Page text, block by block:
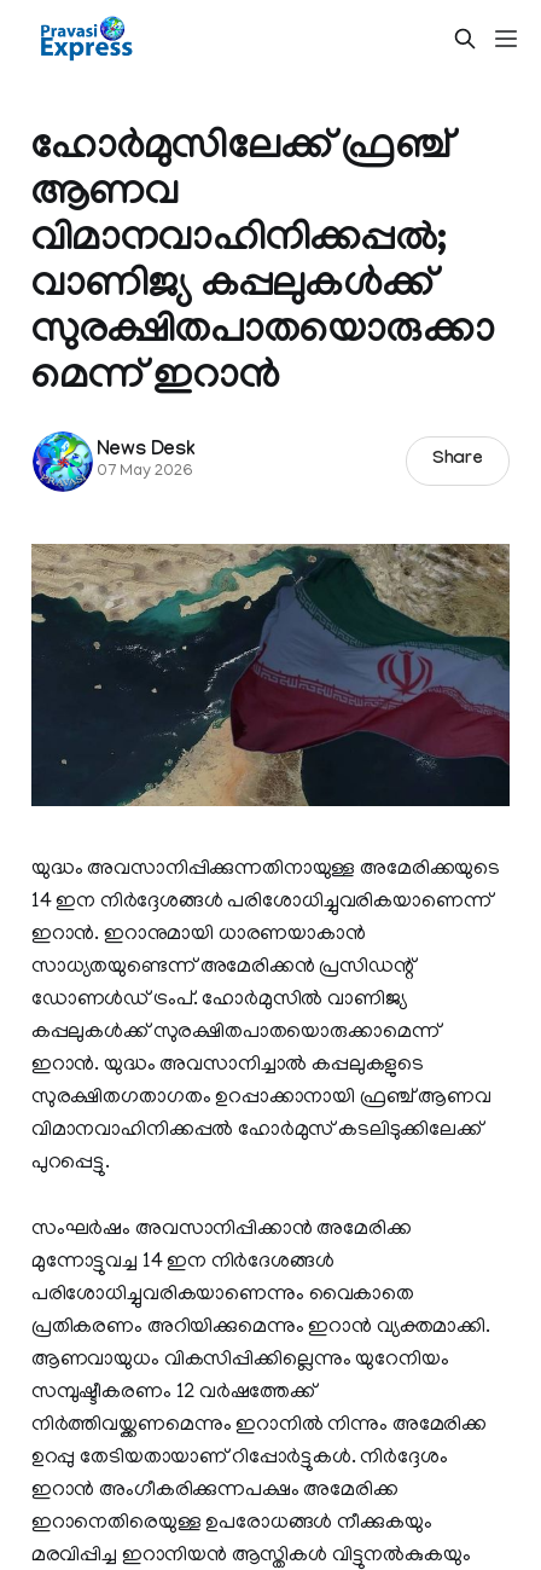
ഹോർമുസിലേക്ക് ഫ്രഞ്ച്
ആണവ
വിമാനവാഹിനിക്കപ്പൽ;
വാണിജ്യ കപ്പലുകൾക്ക്
സുരക്ഷിതപാതയൊരുക്കാ
മെന്ന് ഇറാൻ
News Desk
07 May 2026
Share
യുദ്ധം അവസാനിപ്പിക്കുന്നതിനായുള്ള അമേരിക്കയുടെ
14 ഇന നിർദ്ദേശങ്ങൾ പരിശോധിച്ചുവരികയാണെന്ന്
ഇറാൻ. ഇറാനുമായി ധാരണയാകാൻ
സാധ്യതയുണ്ടെന്ന് അമേരിക്കൻ പ്രസിഡന്റ്
ഡോണൾഡ് ട്രംപ്. ഹോർമുസിൽ വാണിജ്യ
കപ്പലുകൾക്ക് സുരക്ഷിതപാതയൊരുക്കാമെന്ന്
ഇറാൻ. യുദ്ധം അവസാനിച്ചാൽ കപ്പലുകളുടെ
സുരക്ഷിതഗതാഗതം ഉറപ്പാക്കാനായി ഫ്രഞ്ച് ആണവ
വിമാനവാഹിനിക്കപ്പൽ ഹോർമുസ് കടലിടുക്കിലേക്ക്
പുറപ്പെട്ടു.
സംഘർഷം അവസാനിപ്പിക്കാൻ അമേരിക്ക
മുന്നോട്ടുവച്ച 14 ഇന നിർദേശങ്ങൾ
പരിശോധിച്ചുവരികയാണെന്നും വൈകാതെ
പ്രതികരണം അറിയിക്കുമെന്നും ഇറാൻ വ്യക്തമാക്കി.
ആണവായുധം വികസിപ്പിക്കില്ലെന്നും യുറേനിയം
സമ്പുഷ്ടീകരണം 12 വർഷത്തേക്ക്
നിർത്തിവയ്ക്കണമെന്നും ഇറാനിൽ നിന്നും അമേരിക്ക
ഉറപ്പു തേടിയതായാണ് റിപ്പോർട്ടുകൾ. നിർദ്ദേശം
ഇറാൻ അംഗീകരിക്കുന്നപക്ഷം അമേരിക്ക
ഇറാനെതിരെയുള്ള ഉപരോധങ്ങൾ നീക്കുകയും
മരവിപ്പിച്ച ഇറാനിയൻ ആസ്തികൾ വിട്ടുനൽകുകയും